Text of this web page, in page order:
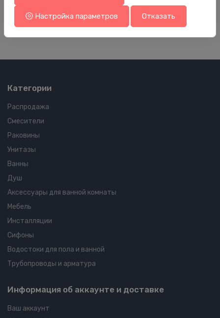
3.48 €
Категории
Распродажа
Смесители
Раковины
Унитазы
Ванны
Душ
Аксессуары для ванной комнаты
Мебель
Инсталляции
Сифоны
Водостоки для пола и ванной
Трубопроводы и арматура
Информация об аккаунте и доставке
Ваш аккаунт
Настройка параметров Отказать